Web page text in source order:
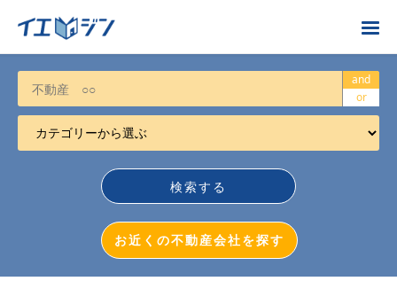
お近くの不動産会社を探す
カテゴリーから選ぶ
不動産売却
and
or
お近くの不動産会社を探す